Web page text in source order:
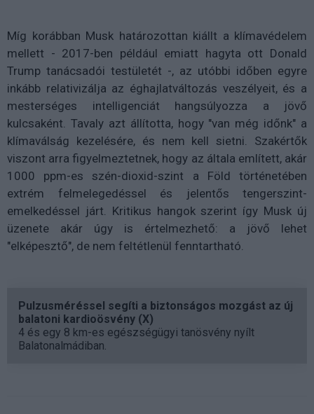
Míg korábban Musk határozottan kiállt a klímavédelem
mellett - 2017-ben például emiatt hagyta ott Donald
Trump tanácsadói testületét -, az utóbbi időben egyre
inkább relativizálja az éghajlatváltozás veszélyeit, és a
mesterséges intelligenciát hangsúlyozza a jövő
kulcsaként. Tavaly azt állította, hogy "van még időnk" a
klímaválság kezelésére, és nem kell sietni. Szakértők
viszont arra figyelmeztetnek, hogy az általa említett, akár
1000 ppm-es szén-dioxid-szint a Föld történetében
extrém felmelegedéssel és jelentős tengerszint-
emelkedéssel járt. Kritikus hangok szerint így Musk új
üzenete akár úgy is értelmezhető: a jövő lehet
"elképesztő", de nem feltétlenül fenntartható.
Pulzusméréssel segíti a biztonságos mozgást az új
balatoni kardioösvény (X)
4 és egy 8 km-es egészségügyi tanösvény nyílt
Balatonalmádiban.